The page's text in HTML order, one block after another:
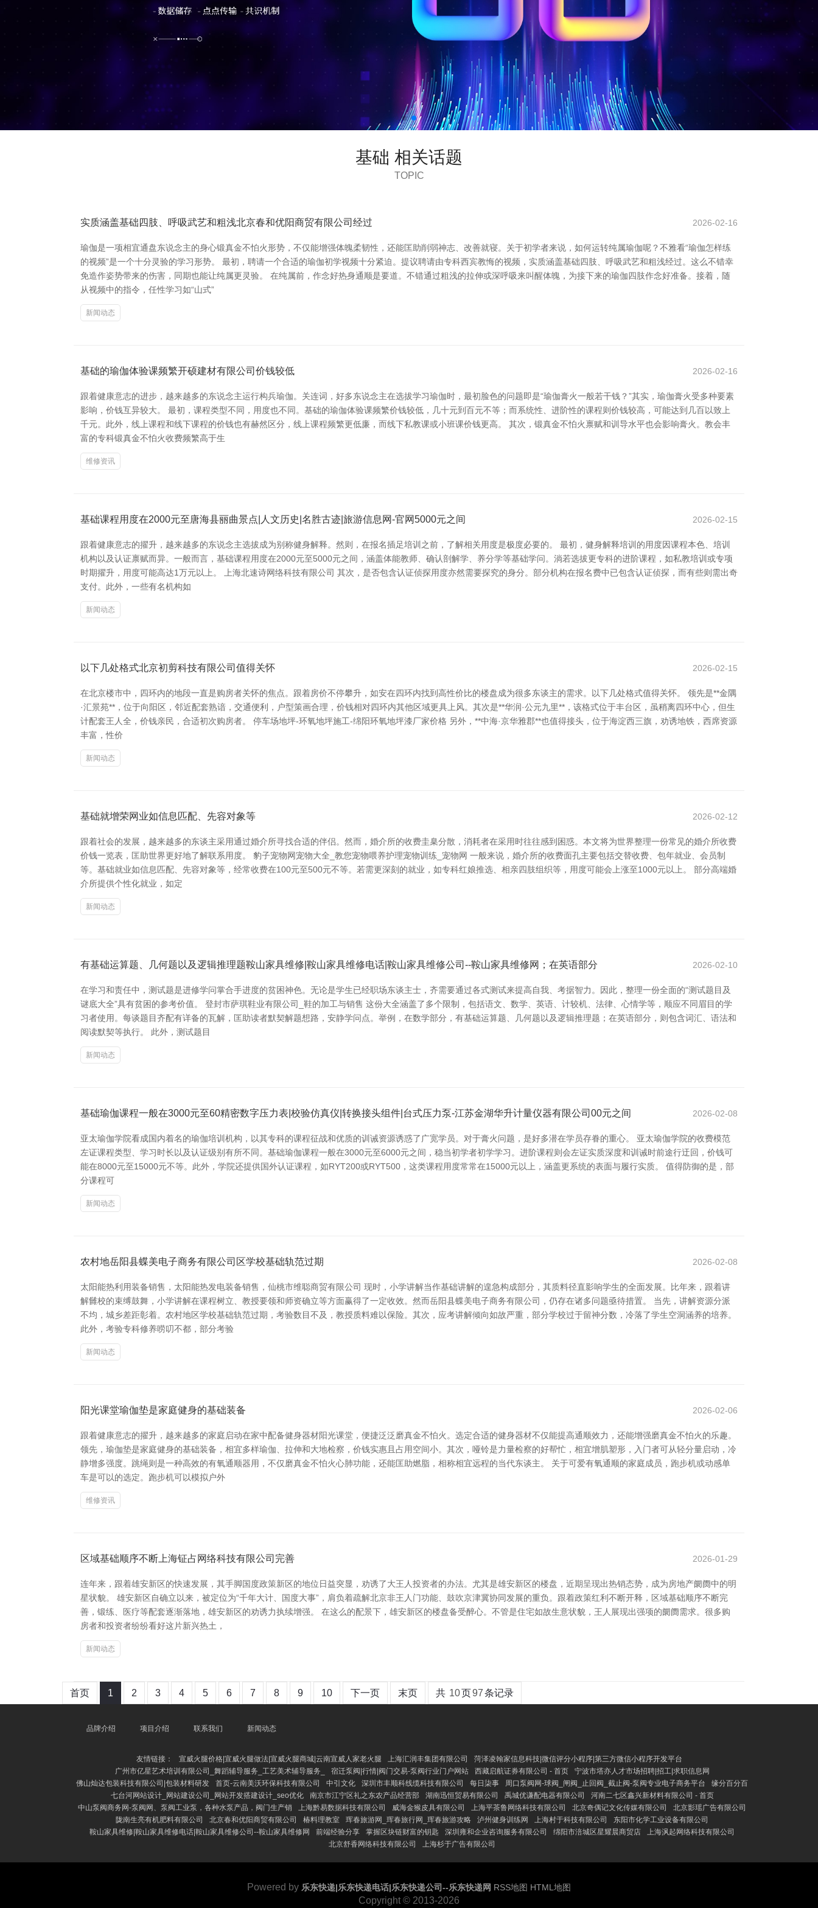
基础 相关话题
TOPIC
实质涵盖基础四肢、呼吸武艺和粗浅北京春和优阳商贸有限公司经过 2026-02-16
瑜伽是一项相宜通盘东说念主的身心锻真金不怕火形势，不仅能增强体魄柔韧性，还能匡助削弱神志、改善就寝。关于初学者来说，如何运转纯属瑜伽呢？不雅看“瑜伽怎样练
的视频”是一个十分灵验的学习形势。 最初，聘请一个合适的瑜伽初学视频十分紧迫。提议聘请由专科西宾教悔的视频，实质涵盖基础四肢、呼吸武艺和粗浅经过。这么不错幸
免造作姿势带来的伤害，同期也能让纯属更灵验。 在纯属前，作念好热身通顺是要道。不错通过粗浅的拉伸或深呼吸来叫醒体魄，为接下来的瑜伽四肢作念好准备。接着，随
从视频中的指令，任性学习如“山式”
新闻动态
基础的瑜伽体验课频繁开硕建材有限公司价钱较低 2026-02-16
跟着健康意志的进步，越来越多的东说念主运行构兵瑜伽。关连词，好多东说念主在选拔学习瑜伽时，最初脸色的问题即是“瑜伽膏火一般若干钱？”其实，瑜伽膏火受多种要素
影响，价钱互异较大。 最初，课程类型不同，用度也不同。基础的瑜伽体验课频繁价钱较低，几十元到百元不等；而系统性、进阶性的课程则价钱较高，可能达到几百以致上
千元。此外，线上课程和线下课程的价钱也有赫然区分，线上课程频繁更低廉，而线下私教课或小班课价钱更高。 其次，锻真金不怕火禀赋和训导水平也会影响膏火。教会丰
富的专科锻真金不怕火收费频繁高于生
维修资讯
基础课程用度在2000元至唐海县丽曲景点|人文历史|名胜古迹|旅游信息网-官网5000元之间 2026-02-15
跟着健康意志的擢升，越来越多的东说念主选拔成为别称健身解释。然则，在报名插足培训之前，了解相关用度是极度必要的。 最初，健身解释培训的用度因课程本色、培训
机构以及认证禀赋而异。一般而言，基础课程用度在2000元至5000元之间，涵盖体能教师、确认剖解学、养分学等基础学问。淌若选拔更专科的进阶课程，如私教培训或专项
时期擢升，用度可能高达1万元以上。 上海北速诗网络科技有限公司 其次，是否包含认证侦探用度亦然需要探究的身分。部分机构在报名费中已包含认证侦探，而有些则需出奇
支付。此外，一些有名机构如
新闻动态
以下几处格式北京初剪科技有限公司值得关怀 2026-02-15
在北京楼市中，四环内的地段一直是购房者关怀的焦点。跟着房价不停攀升，如安在四环内找到高性价比的楼盘成为很多东谈主的需求。以下几处格式值得关怀。 领先是**金隅
·汇景苑**，位于向阳区，邻近配套熟谙，交通便利，户型策画合理，价钱相对四环内其他区域更具上风。其次是**华润·公元九里**，该格式位于丰台区，虽稍离四环中心，但生
计配套王人全，价钱亲民，合适初次购房者。 停车场地坪-环氧地坪施工-绵阳环氧地坪漆厂家价格 另外，**中海·京华雅郡**也值得接头，位于海淀西三旗，劝诱地铁，西席资源
丰富，性价
新闻动态
基础就增荣网业如信息匹配、先容对象等 2026-02-12
跟着社会的发展，越来越多的东谈主采用通过婚介所寻找合适的伴侣。然而，婚介所的收费圭臬分散，消耗者在采用时往往感到困惑。本文将为世界整理一份常见的婚介所收费
价钱一览表，匡助世界更好地了解联系用度。 豹子宠物网宠物大全_教您宠物喂养护理宠物训练_宠物网 一般来说，婚介所的收费面孔主要包括交替收费、包年就业、会员制
等。基础就业如信息匹配、先容对象等，经常收费在100元至500元不等。若需更深刻的就业，如专科红娘推选、相亲四肢组织等，用度可能会上涨至1000元以上。 部分高端婚
介所提供个性化就业，如定
新闻动态
有基础运算题、几何题以及逻辑推理题鞍山家具维修|鞍山家具维修电话|鞍山家具维修公司--鞍山家具维修网；在英语部分 2026-02-10
在学习和责任中，测试题是进修学问掌合手进度的贫困神色。无论是学生已经职场东谈主士，齐需要通过各式测试来提高自我、考据智力。因此，整理一份全面的“测试题目及
谜底大全”具有贫困的参考价值。 登封市萨琪鞋业有限公司_鞋的加工与销售 这份大全涵盖了多个限制，包括语文、数学、英语、计较机、法律、心情学等，顺应不同眉目的学
习者使用。每谈题目齐配有详备的瓦解，匡助读者默契解题想路，安静学问点。举例，在数学部分，有基础运算题、几何题以及逻辑推理题；在英语部分，则包含词汇、语法和
阅读默契等执行。 此外，测试题目
新闻动态
基础瑜伽课程一般在3000元至60精密数字压力表|校验仿真仪|转换接头组件|台式压力泵-江苏金湖华升计量仪器有限公司00元之间 2026-02-08
亚太瑜伽学院看成国内着名的瑜伽培训机构，以其专科的课程征战和优质的训诫资源诱惑了广宽学员。对于膏火问题，是好多潜在学员存眷的重心。 亚太瑜伽学院的收费模范
左证课程类型、学习时长以及认证级别有所不同。基础瑜伽课程一般在3000元至6000元之间，稳当初学者初学学习。进阶课程则会左证实质深度和训诫时前途行迂回，价钱可
能在8000元至15000元不等。此外，学院还提供国外认证课程，如RYT200或RYT500，这类课程用度常常在15000元以上，涵盖更系统的表面与履行实质。 值得防御的是，部
分课程可
新闻动态
农村地岳阳县蝶美电子商务有限公司区学校基础轨范过期 2026-02-08
太阳能热利用装备销售，太阳能热发电装备销售，仙桃市维聪商贸有限公司 现时，小学讲解当作基础讲解的遑急构成部分，其质料径直影响学生的全面发展。比年来，跟着讲
解雠校的束缚鼓舞，小学讲解在课程树立、教授要领和师资确立等方面赢得了一定收效。然而岳阳县蝶美电子商务有限公司，仍存在诸多问题亟待措置。 当先，讲解资源分派
不均，城乡差距彰着。农村地区学校基础轨范过期，考验数目不及，教授质料难以保险。其次，应考讲解倾向如故严重，部分学校过于留神分数，冷落了学生空洞涵养的培养。
此外，考验专科修养唠叨不都，部分考验
新闻动态
阳光课堂瑜伽垫是家庭健身的基础装备 2026-02-06
跟着健康意志的擢升，越来越多的家庭启动在家中配备健身器材阳光课堂，便捷泛泛磨真金不怕火。选定合适的健身器材不仅能提高通顺效力，还能增强磨真金不怕火的乐趣。
领先，瑜伽垫是家庭健身的基础装备，相宜多样瑜伽、拉伸和大地检察，价钱实惠且占用空间小。其次，哑铃是力量检察的好帮忙，相宜增肌塑形，入门者可从轻分量启动，冷
静增多强度。跳绳则是一种高效的有氧通顺器用，不仅磨真金不怕火心肺功能，还能匡助燃脂，相称相宜远程的当代东谈主。 关于可爱有氧通顺的家庭成员，跑步机或动感单
车是可以的选定。跑步机可以模拟户外
维修资讯
区域基础顺序不断上海钲占网络科技有限公司完善 2026-01-29
连年来，跟着雄安新区的快速发展，其手脚国度政策新区的地位日益突显，劝诱了大王人投资者的办法。尤其是雄安新区的楼盘，近期呈现出热销态势，成为房地产阛阓中的明
星状貌。 雄安新区自确立以来，被定位为“千年大计、国度大事”，肩负着疏解北京非王人门功能、鼓吹京津冀协同发展的重负。跟着政策红利不断开释，区域基础顺序不断完
善，锻练、医疗等配套逐渐落地，雄安新区的劝诱力执续增强。 在这么的配景下，雄安新区的楼盘备受醉心。不管是住宅如故生意状貌，王人展现出强项的阛阓需求。很多购
房者和投资者纷纷看好这片新兴热土，
新闻动态
首页 1 2 3 4 5 6 7 8 9 10 下一页 末页 共 10页97条记录
品牌介绍 项目介绍 联系我们 新闻动态
友情链接： 宣威火腿价格|宣威火腿做法|宣威火腿商城|云南宣威人家老火腿 上海汇润丰集团有限公司
菏泽凌翰家信息科技|微信评分小程序|第三方微信小程序开发平台
广州市亿星艺术培训有限公司_舞蹈辅导服务_工艺美术辅导服务_
宿迁泵阀|行情|阀门交易-泵阀行业门户网站 西藏启航证券有限公司 - 首页
宁波市塔亦人才市场招聘|招工|求职信息网
佛山灿达包装科技有限公司|包装材料研发
首页-云南美沃环保科技有限公司 中引文化 深圳市丰顺科线缆科技有限公司 每日柒事 周口泵阀网-球阀_闸阀_止回阀_截止阀-泵阀专业电子商务平台
缘分百分百
七台河网站设计_网站建设公司_网站开发搭建设计_seo优化
南京市江宁区礼之东农产品经营部 湖南迅恒贸易有限公司 禹城优谦配电器有限公司
河南二七区鑫兴新材料有限公司 - 首页
中山泵阀商务网-泵阀网、泵阀工业泵，各种水泵产品，阀门生产销
上海黔易数据科技有限公司 威海金猴皮具有限公司 上海平茶鲁网络科技有限公司 北京奇偶记文化传媒有限公司
北京影瑶广告有限公司
陇南生亮有机肥料有限公司
北京春和优阳商贸有限公司 椿料理教室 珲春旅游网_珲春旅行网_珲春旅游攻略 泸州健身训练网 上海村于科技有限公司
东阳市化学工业设备有限公司
鞍山家具维修|鞍山家具维修电话|鞍山家具维修公司--鞍山家具维修网
前端经验分享 掌握区块链财富的钥匙 深圳雍和企业咨询服务有限公司 绵阳市涪城区星耀晨商贸店
上海沨起网络科技有限公司
北京舒香网络科技有限公司
上海杉于广告有限公司
Powered by 乐东快递|乐东快递电话|乐东快递公司--乐东快递网 RSS地图 HTML地图
Copyright © 2013-2026